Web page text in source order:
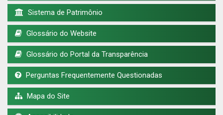
Sistema de Patrimônio
Glossário do Website
Glossário do Portal da Transparência
Perguntas Frequentemente Questionadas
Mapa do Site